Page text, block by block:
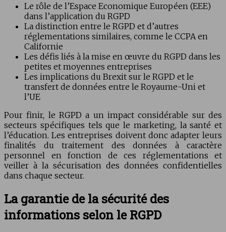
Le rôle de l’Espace Economique Européen (EEE)
dans l’application du RGPD
La distinction entre le RGPD et d’autres
réglementations similaires, comme le CCPA en
Californie
Les défis liés à la mise en œuvre du RGPD dans les
petites et moyennes entreprises
Les implications du Brexit sur le RGPD et le
transfert de données entre le Royaume-Uni et
l’UE
Pour finir, le RGPD a un impact considérable sur des
secteurs spécifiques tels que le marketing, la santé et
l’éducation. Les entreprises doivent donc adapter leurs
finalités du traitement des données à caractère
personnel en fonction de ces réglementations et
veiller à la sécurisation des données confidentielles
dans chaque secteur.
La garantie de la sécurité des
informations selon le RGPD